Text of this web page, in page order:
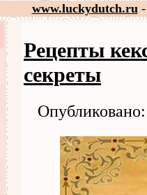
www.luckydutch.ru-
Рецепты
секреты